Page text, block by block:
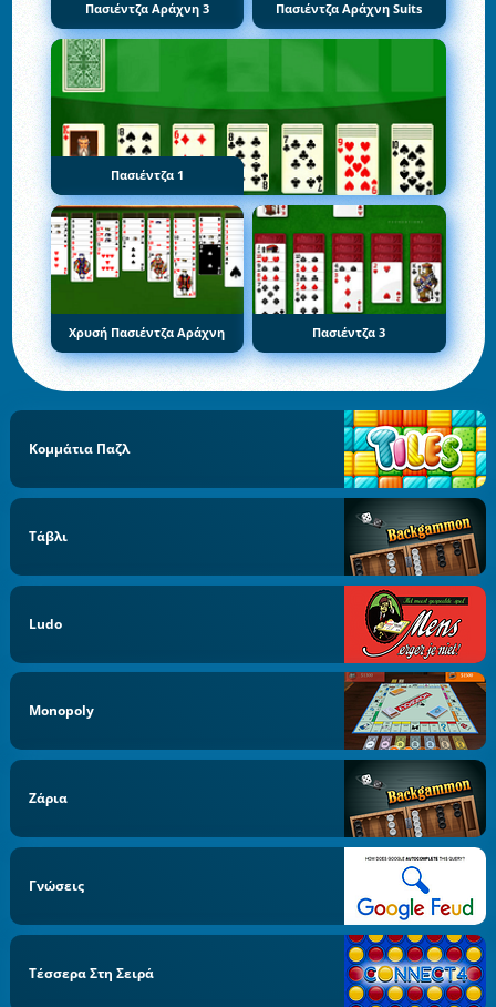
Πασιέντζα Αράχνη 3 Πασιέντζα Αράχνη Suits
Πασιέντζα 1
Χρυσή Πασιέντζα Αράχνη Πασιέντζα 3
Κομμάτια Παζλ
Τάβλι
Ludo
Monopoly
Ζάρια
Γνώσεις
Τέσσερα Στη Σειρά